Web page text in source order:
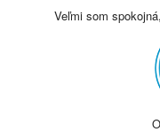
Veľmi som